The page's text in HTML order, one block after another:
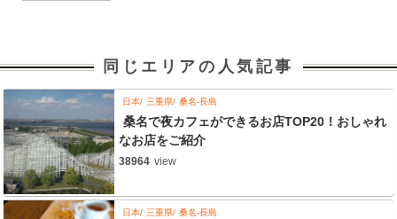
同じエリアの人気記事
日本 三重県 桑名-長島
桑名で夜カフェができるお店TOP20！おしゃれ
なお店をご紹介
38964 view
日本 三重県 桑名-長島